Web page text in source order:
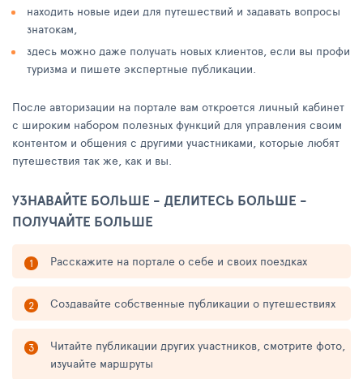
находить новые идеи для путешествий и задавать вопросы
знатокам,
здесь можно даже получать новых клиентов, если вы профи
туризма и пишете экспертные публикации.
После авторизации на портале вам откроется личный кабинет
с широким набором полезных функций для управления своим
контентом и общения с другими участниками, которые любят
путешествия так же, как и вы.
УЗНАВАЙТЕ БОЛЬШЕ - ДЕЛИТЕСЬ БОЛЬШЕ -
ПОЛУЧАЙТЕ БОЛЬШЕ
Расскажите на портале о себе и своих поездках
Создавайте собственные публикации о путешествиях
Читайте публикации других участников, смотрите фото,
изучайте маршруты